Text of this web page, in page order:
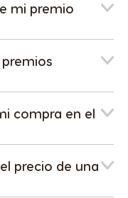
mi premio
compra en el
precio de una